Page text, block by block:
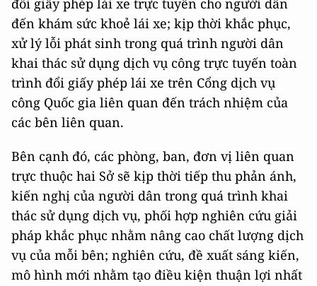
đến khám sức khoẻ lái xe; kịp thời khắc phục,
xử lý lỗi phát sinh trong quá trình người dân
khai thác sử dụng dịch vụ công trực tuyến toàn
trình đổi giấy phép lái xe trên Cổng dịch vụ
công Quốc gia liên quan đến trách nhiệm của
các bên liên quan.
Bên cạnh đó, các phòng, ban, đơn vị liên quan
trực thuộc hai Sở sẽ kịp thời tiếp thu phản ánh,
kiến nghị của người dân trong quá trình khai
thác sử dụng dịch vụ, phối hợp nghiên cứu giải
pháp khắc phục nhằm nâng cao chất lượng dịch
vụ của mỗi bên; nghiên cứu, đề xuất sáng kiến,
mô hình mới nhằm tạo điều kiện thuận lợi nhất